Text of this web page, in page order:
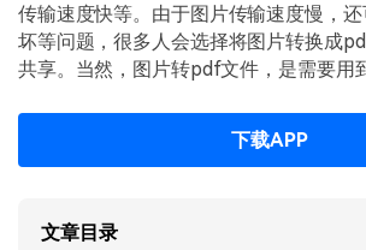
PDF开发工具
万兴PDF SDK
申请试用
PDF文件压缩
PDF签名
PDF表格
产品信息
更新日志
下载中心
产品资讯
传输速度快等。由于图片传输速度慢，
坏等问题，很多人会选择将图片转换成
共享。当然，图片转pdf文件，是需要用
下载APP
文章目录